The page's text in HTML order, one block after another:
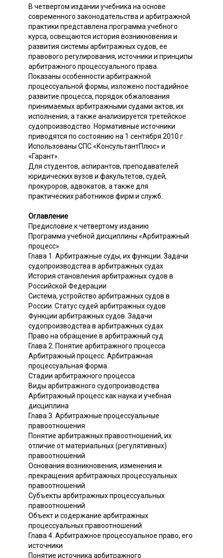
В четвертом издании учебника на основе
современного законодательства и арбитражной
практики представлена программа учебного
курса, освещаются история возникновения и
развития системы арбитражных судов, ее
правового регулирования, источники и принципы
арбитражного процессуального права.
Показаны особенности арбитражной
процессуальной формы, изложено постадийное
развитие процесса, порядок обжалования
принимаемых арбитражными судами актов, их
исполнения, а также анализируется третейское
судопроизводство. Нормативные источники
приводятся по состоянию на 1 сентября 2010 г.
Использованы СПС «КонсультантПлюс» и
«Гарант».
Для студентов, аспирантов, преподавателей
юридических вузов и факультетов, судей,
прокуроров, адвокатов, а также для
практических работников фирм и служб.
Оглавление
Предисловие к четвертому изданию
Программа учебной дисциплины «Арбитражный
процесс»
Глава 1. Арбитражные суды, их функции. Задачи
судопроизводства в арбитражных судах
История становления арбитражных судов в
Российской Федерации
Система, устройство арбитражных судов в
России. Статус судей арбитражных судов
Функции арбитражных судов. Задачи
судопроизводства в арбитражных судах
Право на обращение в арбитражный суд
Глава 2. Понятие арбитражного процесса
Арбитражный процесс. Арбитражная
процессуальная форма.
Стадии арбитражного процесса
Виды арбитражного судопроизводства
Арбитражный процесс как наука и учебная
дисциплина
Глава 3. Арбитражные процессуальные
правоотношения
Понятие арбитражных правоотношений, их
отличие от материальных (регулятивных)
правоотношений
Основания возникновения, изменения и
прекращения арбитражных процессуальных
правоотношений
Субъекты арбитражных процессуальных
правоотношений
Объект и содержание арбитражных
процессуальных правоотношений
Глава 4. Арбитражное процессуальное право, его
источники
Понятие источника арбитражного